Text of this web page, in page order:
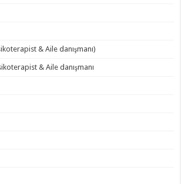
& Aile danışmanı)
& Aile danışmanı